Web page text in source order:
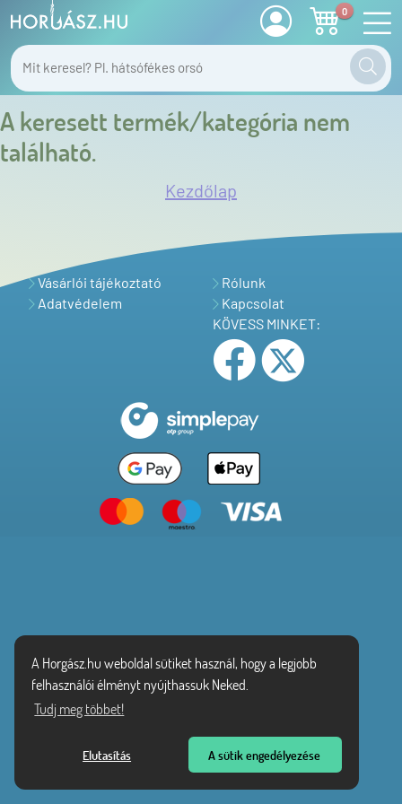
A Horgász.hu weboldal sütiket használ, hogy a legjobb
felhasználói élményt nyújthassuk Neked.
Tudj meg többet!
Elutasítás A sütik engedélyezése
0
A keresett termék/kategória nem
található.
Kezdőlap
Vásárlói tájékoztató
Adatvédelem
Rólunk
Kapcsolat
KÖVESS MINKET: